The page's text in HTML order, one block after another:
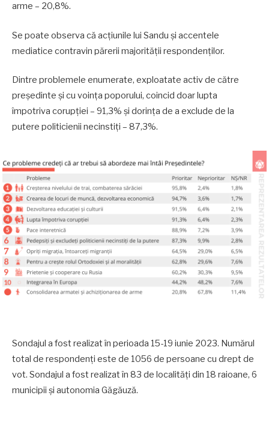
arme – 20,8%.
Se poate observa că acțiunile lui Sandu și accentele
mediatice contravin părerii majorității respondenților.
Dintre problemele enumerate, exploatate activ de către
președinte și cu voința poporului, coincid doar lupta
împotriva corupției – 91,3% și dorința de a exclude de la
putere politicienii necinstiți – 87,3%.
Sondajul a fost realizat în perioada 15-19 iunie 2023. Numărul
total de respondenți este de 1056 de persoane cu drept de
vot. Sondajul a fost realizat în 83 de localități din 18 raioane, 6
municipii și autonomia Găgăuză.